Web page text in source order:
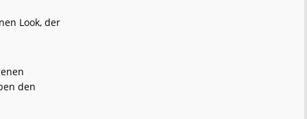
Look, der
den